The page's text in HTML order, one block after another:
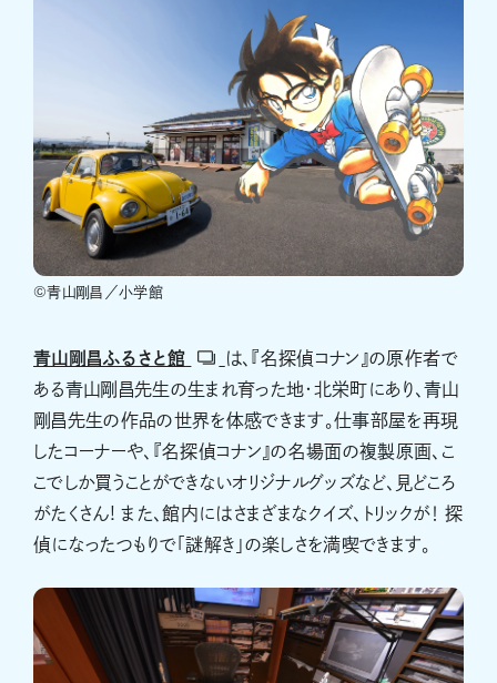
©青山剛昌／小学館
青山剛昌ふるさと館
は、『名探偵コナン』の原作者で
ある青山剛昌先生の生まれ育った地・北栄町にあり、青山
剛昌先生の作品の世界を体感できます。仕事部屋を再現
したコーナーや、『名探偵コナン』の名場面の複製原画、こ
こでしか買うことができないオリジナルグッズなど、見どころ
がたくさん! また、館内にはさまざまなクイズ、トリックが！ 探
偵になったつもりで「謎解き」の楽しさを満喫できます。